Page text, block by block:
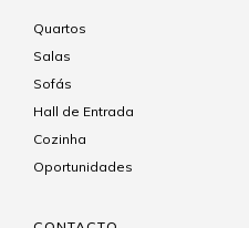
Quartos
Salas
Sofás
Hall de Entrada
Cozinha
Oportunidades